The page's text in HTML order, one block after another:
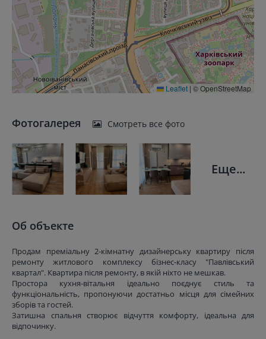
Leaflet | © OpenStreetMap
Фотогалерея Смотреть все фото
Еще...
Об объекте
Продам преміальну 2-кімнатну дизайнерську квартиру після
ремонту житлового комплексу бізнес-класу "Павлівський
квартал". Квартира після ремонту, в якій ніхто не мешкав.
Простора кухня-вітальня ідеально поєднує стиль та
функціональність, пропонуючи достатньо місця для сімейних
зборів та гостей.
Затишна спальня створює відчуття комфорту, ідеальна для
відпочинку.